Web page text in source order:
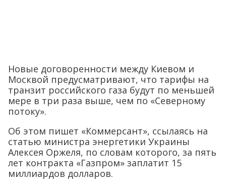
Новые договоренности между Киевом и
Москвой предусматривают, что тарифы на
транзит российского газа будут по меньшей
мере в три раза выше, чем по «Северному
потоку».
Об этом пишет «Коммерсант», ссылаясь на
статью министра энергетики Украины
Алексея Оржеля, по словам которого, за пять
лет контракта «Газпром» заплатит 15
миллиардов долларов.